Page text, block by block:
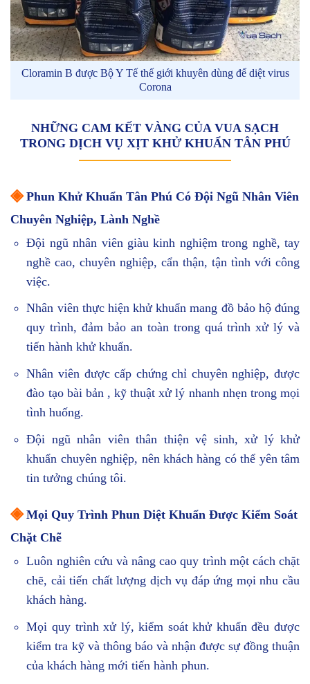
Cloramin B được Bộ Y Tế thế giới khuyên dùng để diệt virus
Corona
NHỮNG CAM KẾT VÀNG CỦA VUA SẠCH
TRONG DỊCH VỤ XỊT KHỬ KHUẨN TÂN PHÚ
◈Phun Khử Khuẩn Tân Phú Có Đội Ngũ Nhân Viên
Chuyên Nghiệp, Lành Nghề
Đội ngũ nhân viên giàu kinh nghiệm trong nghề, tay
nghề cao, chuyên nghiệp, cẩn thận, tận tình với công
việc.
Nhân viên thực hiện khử khuẩn mang đồ bảo hộ đúng
quy trình, đảm bảo an toàn trong quá trình xử lý và
tiến hành khử khuẩn.
Nhân viên được cấp chứng chỉ chuyên nghiệp, được
đào tạo bài bản , kỹ thuật xử lý nhanh nhẹn trong mọi
tình huống.
Đội ngũ nhân viên thân thiện vệ sinh, xử lý khử
khuẩn chuyên nghiệp, nên khách hàng có thể yên tâm
tin tưởng chúng tôi.
◈Mọi Quy Trình Phun Diệt Khuẩn Được Kiểm Soát
Chặt Chẽ
Luôn nghiên cứu và nâng cao quy trình một cách chặt
chẽ, cải tiến chất lượng dịch vụ đáp ứng mọi nhu cầu
khách hàng.
Mọi quy trình xử lý, kiểm soát khử khuẩn đều được
kiểm tra kỹ và thông báo và nhận được sự đồng thuận
của khách hàng mới tiến hành phun.